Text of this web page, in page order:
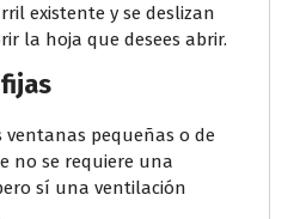
existente y se deslizan
la hoja que desees abrir.
pequeñas o de
no se requiere una
sí una ventilación